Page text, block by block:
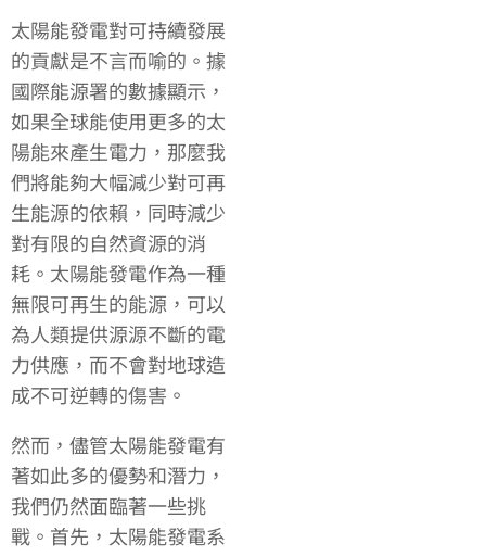
太陽能發電對可持續發展
的貢獻是不言而喻的。據
國際能源署的數據顯示，
如果全球能使用更多的太
陽能來產生電力，那麼我
們將能夠大幅減少對可再
生能源的依賴，同時減少
對有限的自然資源的消
耗。太陽能發電作為一種
無限可再生的能源，可以
為人類提供源源不斷的電
力供應，而不會對地球造
成不可逆轉的傷害。
然而，儘管太陽能發電有
著如此多的優勢和潛力，
我們仍然面臨著一些挑
戰。首先，太陽能發電系